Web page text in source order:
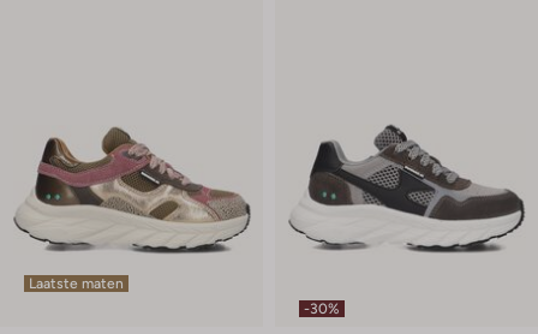
Laatste maten
-30%